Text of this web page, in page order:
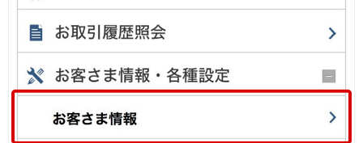
セキュリティ
インボイス
その他サービス
金利
キャンペーン
店舗・ATM
店舗